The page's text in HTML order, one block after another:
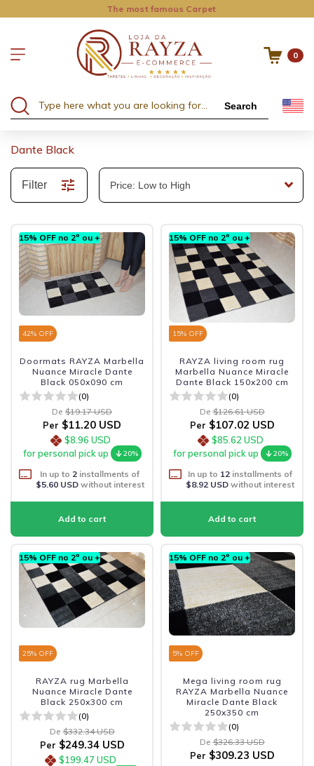
The most famous Carpet
0
Search
Dante Black
Filter
15% OFF no 2º ou +
42% OFF
Doormats RAYZA Marbella
Nuance Miracle Dante
Black 050x090 cm
(0)
De $19.17 USD
Per $11.20 USD
$8.96 USD
for personal pick up
20%
In up to 2 installments of
$5.60 USDwithout interest
15% OFF no 2º ou +
15% OFF
RAYZA living room rug
Marbella Nuance Miracle
Dante Black 150x200 cm
(0)
De $126.61 USD
Per $107.02 USD
$85.62 USD
for personal pick up
20%
In up to 12installments of
$8.92 USDwithout interest
15% OFF no 2º ou +
25% OFF
RAYZA rug Marbella
Nuance Miracle Dante
Black 250x300 cm
(0)
De $332.34 USD
Per $249.34 USD
$199.47 USD
15% OFF no 2º ou +
5% OFF
Mega living room rug
RAYZA Marbella Nuance
Miracle Dante Black
250x350 cm
(0)
De $326.33 USD
Per $309.23 USD